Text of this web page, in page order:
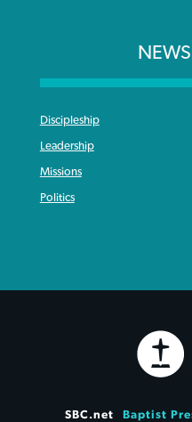
Discipleship
Leadership
Missions
Politics
SBC.net Baptist